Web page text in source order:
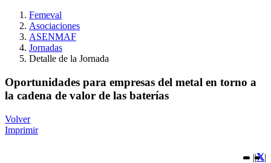
Femeval
Asociaciones
ASENMAF
Jornadas
Detalle de la Jornada
Oportunidades para empresas del metal en torno a
la cadena de valor de las baterías
Volver
Imprimir
|| |